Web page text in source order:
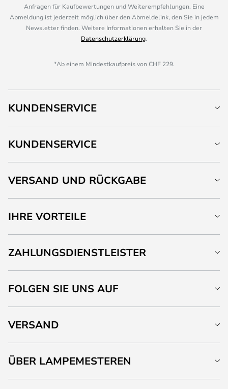
Anfragen für Kaufbewertungen und Weiterempfehlungen. Eine
Abmeldung ist jederzeit möglich über den Abmeldelink, den Sie in jedem
Newsletter finden. Weitere Informationen erhalten Sie in der
Datenschutzerklärung.
*Ab einem Mindestkaufpreis von CHF 229.
KUNDENSERVICE
KUNDENSERVICE
VERSAND UND RÜCKGABE
IHRE VORTEILE
ZAHLUNGSDIENSTLEISTER
FOLGEN SIE UNS AUF
VERSAND
ÜBER LAMPEMESTEREN